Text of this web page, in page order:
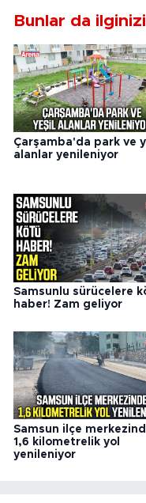
Bunlar da
Çarşamba'da park ve
alanlar yenileniyor
Samsunlu sürücelere
haber! Zam geliyor
Samsun ilçe
1,6 kilometrelik yol
yenileniyor